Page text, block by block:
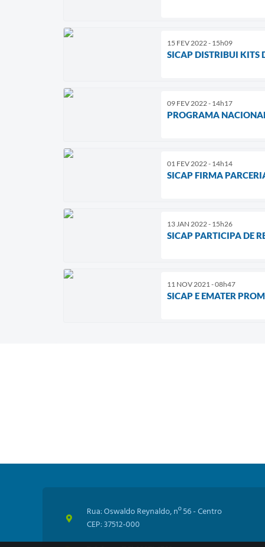
15 FEV 2022 - 15h09
SICAP DISTRIBUI KITS
09 FEV 2022 - 14h17
PROGRAMA
01 FEV 2022 - 14h14
SICAP FIRMA
13 JAN 2022 - 15h26
SICAP PARTICIPA DE
11 NOV 2021 - 08h47
SICAP E EMATER
Rua: Oswaldo Reynaldo, nº 56 - Centro
CEP: 37512-000